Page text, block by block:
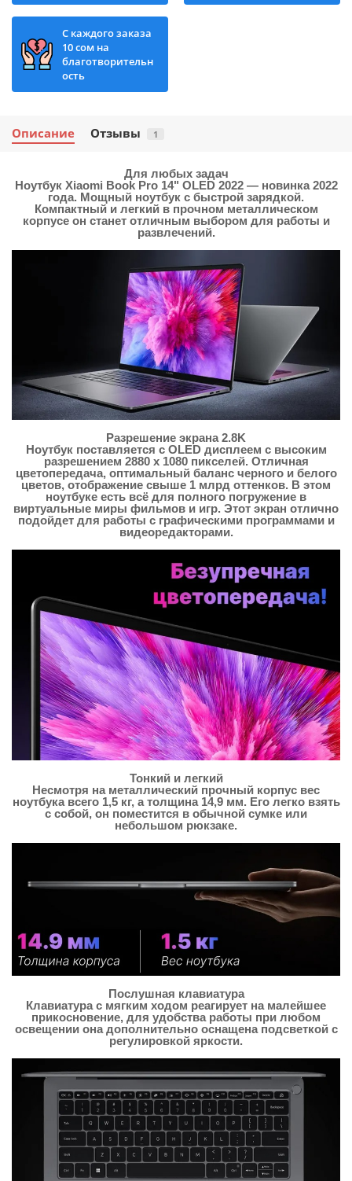
С каждого заказа
10 сом на
благотворительн
ость
Описание Отзывы 1
Для любых задач
Ноутбук Xiaomi Book Pro 14" OLED 2022 — новинка 2022
года. Мощный ноутбук с быстрой зарядкой.
Компактный и легкий в прочном металлическом
корпусе он станет отличным выбором для работы и
развлечений.
Разрешение экрана 2.8K
Ноутбук поставляется с OLED дисплеем с высоким
разрешением 2880 х 1080 пикселей. Отличная
цветопередача, оптимальный баланс черного и белого
цветов, отображение свыше 1 млрд оттенков. В этом
ноутбуке есть всё для полного погружение в
виртуальные миры фильмов и игр. Этот экран отлично
подойдет для работы с графическими программами и
видеоредакторами.
Тонкий и легкий
Несмотря на металлический прочный корпус вес
ноутбука всего 1,5 кг, а толщина 14,9 мм. Его легко взять
с собой, он поместится в обычной сумке или
небольшом рюкзаке.
Послушная клавиатура
Клавиатура с мягким ходом реагирует на малейшее
прикосновение, для удобства работы при любом
освещении она дополнительно оснащена подсветкой с
регулировкой яркости.